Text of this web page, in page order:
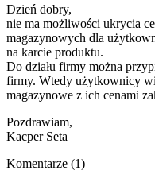
Dzień dobry,
nie ma możliwości ukrycia
magazynowych dla
na karcie produktu.
Do działu firmy można
firmy. Wtedy użytkownicy
magazynowe z ich cenami
Pozdrawiam,
Kacper Seta
Komentarze (1)